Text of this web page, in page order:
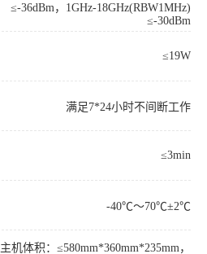
≤-36dBm，1GHz-18GHz(RBW1MHz)
≤-30dBm
≤19W
满足7*24小时不间断工作
≤3min
-40℃～70℃±2℃
主机体积：≤580mm*360mm*235mm，